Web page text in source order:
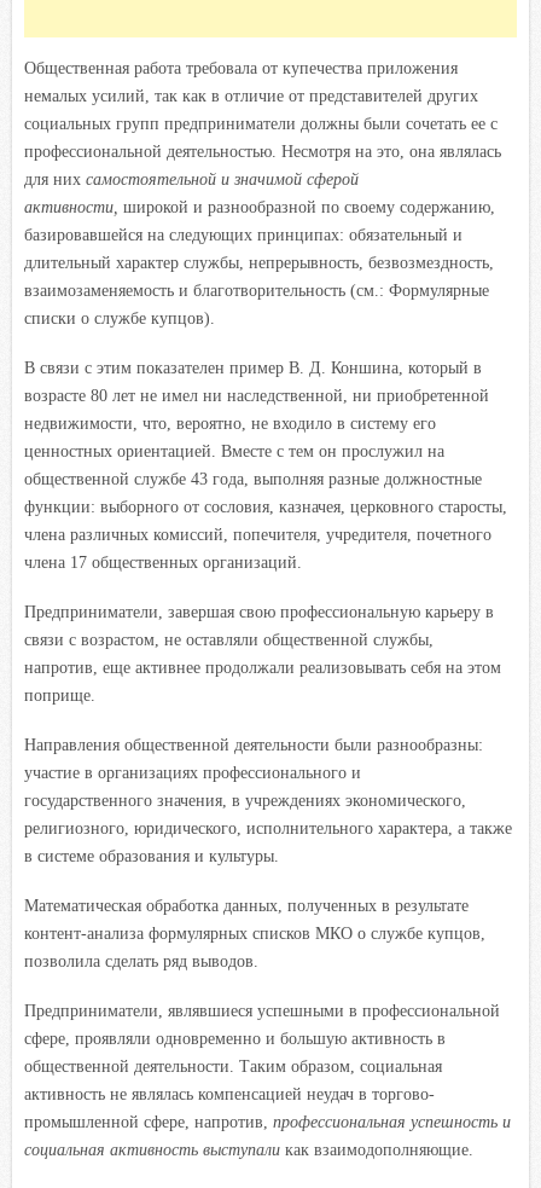
Общественная работа требовала от купечества приложения
немалых усилий, так как в отличие от представителей других
социальных групп предприниматели должны были сочетать ее с
профессиональной деятельностью. Несмотря на это, она являлась
для них самостоятельной и значимой сферой
активности, широкой и разнообразной по своему содержанию,
базировавшейся на следующих принципах: обязательный и
длительный характер службы, непрерывность, безвозмездность,
взаимозаменяемость и благотворительность (см.: Формулярные
списки о службе купцов).
В связи с этим показателен пример В. Д. Коншина, который в
возрасте 80 лет не имел ни наследственной, ни приобретенной
недвижимости, что, вероятно, не входило в систему его
ценностных ориентацией. Вместе с тем он прослужил на
общественной службе 43 года, выполняя разные должностные
функции: выборного от сословия, казначея, церковного старосты,
члена различных комиссий, попечителя, учредителя, почетного
члена 17 общественных организаций.
Предприниматели, завершая свою профессиональную карьеру в
связи с возрастом, не оставляли общественной службы,
напротив, еще активнее продолжали реализовывать себя на этом
поприще.
Направления общественной деятельности были разнообразны:
участие в организациях профессионального и
государственного значения, в учреждениях экономического,
религиозного, юридического, исполнительного характера, а также
в системе образования и культуры.
Математическая обработка данных, полученных в результате
контент-анализа формулярных списков МКО о службе купцов,
позволила сделать ряд выводов.
Предприниматели, являвшиеся успешными в профессиональной
сфере, проявляли одновременно и большую активность в
общественной деятельности. Таким образом, социальная
активность не являлась компенсацией неудач в торгово-
промышленной сфере, напротив, профессиональная успешность и
социальная активность выступали как взаимодополняющие.